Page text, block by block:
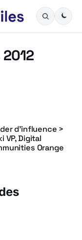
d’influence >
VP, Digital
Orange